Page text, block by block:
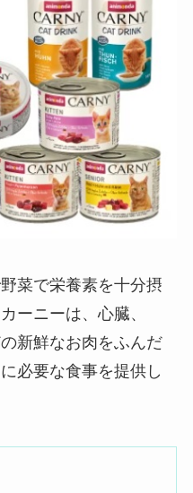
菜で栄養素を十分摂
ーニーは、心臓、
新鮮なお肉をふんだ
必要な食事を提供し